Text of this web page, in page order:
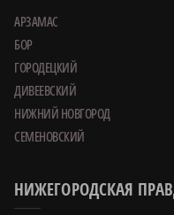
АРЗАМАС
БОР
ГОРОДЕЦКИЙ
ДИВЕЕВСКИЙ
НИЖНИЙ НОВГОРОД
СЕМЕНОВСКИЙ
НИЖЕГОРОДСКАЯ